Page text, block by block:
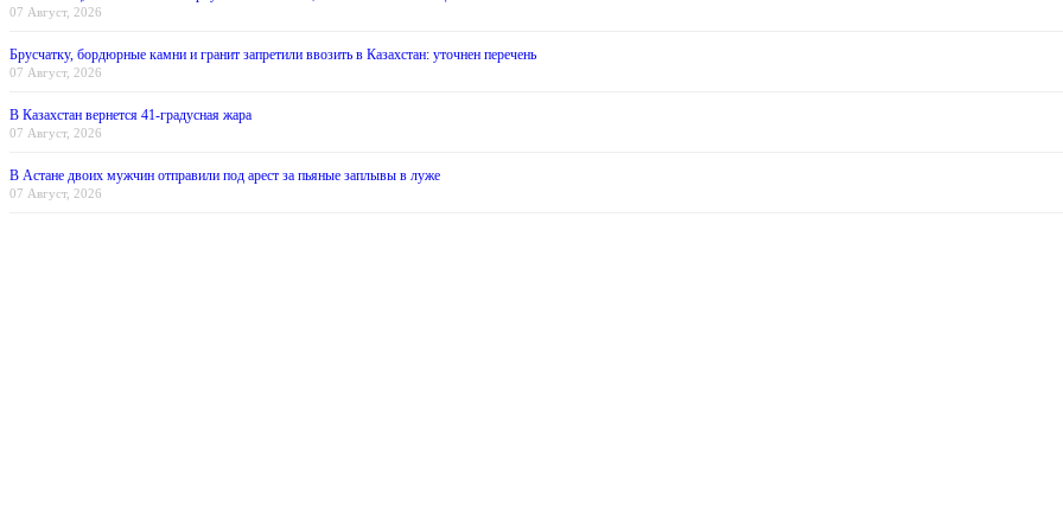
07 Август, 2026
Брусчатку, бордюрные камни и гранит запретили ввозить в Казахстан: уточнен перечень
07 Август, 2026
В Казахстан вернется 41-градусная жара
07 Август, 2026
В Астане двоих мужчин отправили под арест за пьяные заплывы в луже
07 Август, 2026